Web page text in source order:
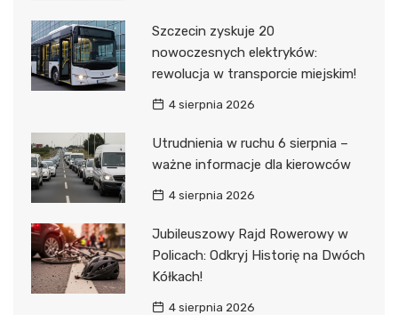
Szczecin zyskuje 20
nowoczesnych elektryków:
rewolucja w transporcie miejskim!
4 sierpnia 2026
Utrudnienia w ruchu 6 sierpnia –
ważne informacje dla kierowców
4 sierpnia 2026
Jubileuszowy Rajd Rowerowy w
Policach: Odkryj Historię na Dwóch
Kółkach!
4 sierpnia 2026